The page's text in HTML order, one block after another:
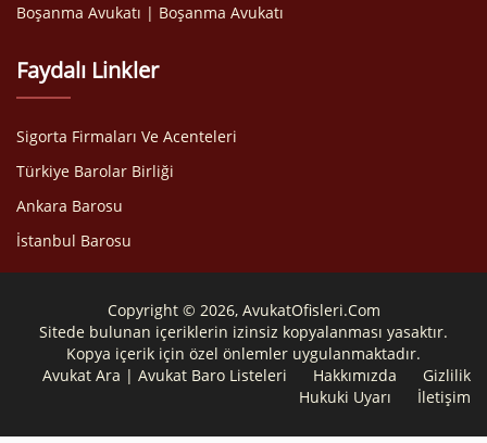
Boşanma Avukatı | Boşanma Avukatı
Faydalı Linkler
Sigorta Firmaları Ve Acenteleri
Türkiye Barolar Birliği
Ankara Barosu
İstanbul Barosu
Copyright © 2026, AvukatOfisleri.Com
Sitede bulunan içeriklerin izinsiz kopyalanması yasaktır.
Kopya içerik için özel önlemler uygulanmaktadır.
Avukat Ara | Avukat Baro Listeleri
Hakkımızda
Gizlilik
Hukuki Uyarı
İletişim